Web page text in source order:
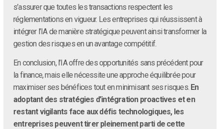
s’assurer que toutes les transactions respectent les
réglementations en vigueur. Les entreprises qui réussissent à
intégrer l’IA de manière stratégique peuvent ainsi transformer la
gestion des risques en un avantage compétitif.
En conclusion, l’IA offre des opportunités sans précédent pour
la finance, mais elle nécessite une approche équilibrée pour
maximiser ses bénéfices tout en minimisant ses risques. En
adoptant des stratégies d’intégration proactives et en
restant vigilants face aux défis technologiques, les
entreprises peuvent tirer pleinement parti de cette